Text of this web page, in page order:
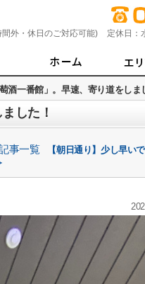
外・休日のご対応可能) 定休日：
酒一番館」。早速、寄り道をしま
した！
事一覧
【朝日通り】少し早い